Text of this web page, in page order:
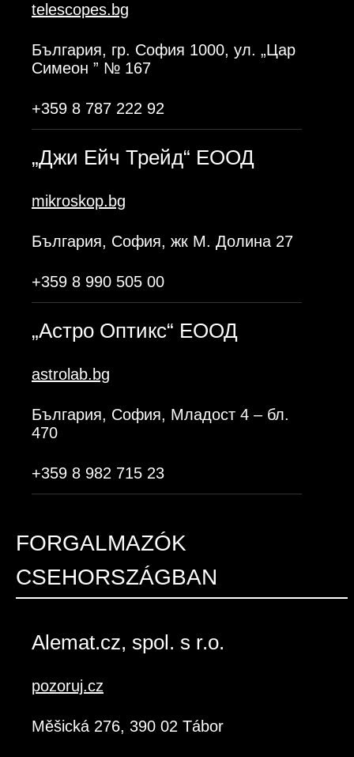
telescopes.bg
България, гр. София 1000, ул. „Цар
Симеон ” № 167
+359 8 787 222 92
„Джи Ейч Трейд“ ЕООД
mikroskop.bg
България, София, жк М. Долина 27
+359 8 990 505 00
„Астро Оптикс“ ЕООД
astrolab.bg
България, София, Младост 4 – бл.
470
+359 8 982 715 23
FORGALMAZÓK
CSEHORSZÁGBAN
Alemat.cz, spol. s r.o.
pozoruj.cz
Měšická 276, 390 02 Tábor